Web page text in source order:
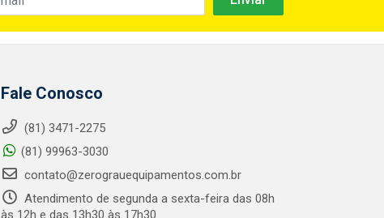
Fale Conosco
(81) 3471-2275
(81) 99963-3030
contato@zerograuequipamentos.com.br
Atendimento de segunda a sexta-feira das 08h
às 12h e das 13h30 às 17h30